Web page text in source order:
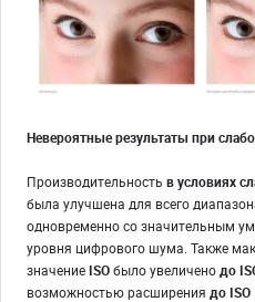
Невероятные результаты при
Производительность в условиях
была улучшена для всего
одновременно со значительным
уровня цифрового шума. Также
значениеISOбыло увеличено до
возможностью расширения до